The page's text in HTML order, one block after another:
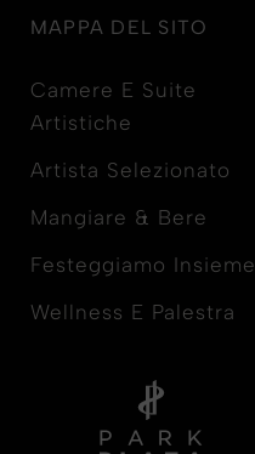
MAPPA DEL SITO
Camere E Suite
Artistiche
Artista Selezionato
Mangiare & Bere
Festeggiamo Insieme
Wellness E Palestra